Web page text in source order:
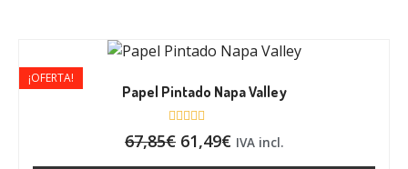
Papel Pintado Napa Valley
V
a
¡OFERTA!
67,85€ 61,49€ IVA incl.